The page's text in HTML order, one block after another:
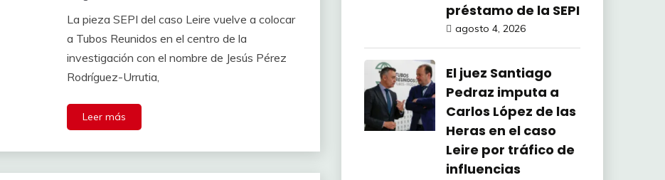
La pieza SEPI del caso Leire vuelve a colocar
a Tubos Reunidos en el centro de la
investigación con el nombre de Jesús Pérez
Rodríguez-Urrutia,
Leer más
préstamo de la SEPI
agosto 4, 2026
El juez Santiago
Pedraz imputa a
Carlos López de las
Heras en el caso
Leire por tráfico de
influencias